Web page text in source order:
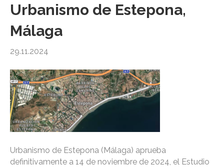
Urbanismo de Estepona,
Málaga
29.11.2024
Urbanismo de Estepona (Málaga) aprueba
definitivamente a 14 de noviembre de 2024, el Estudio